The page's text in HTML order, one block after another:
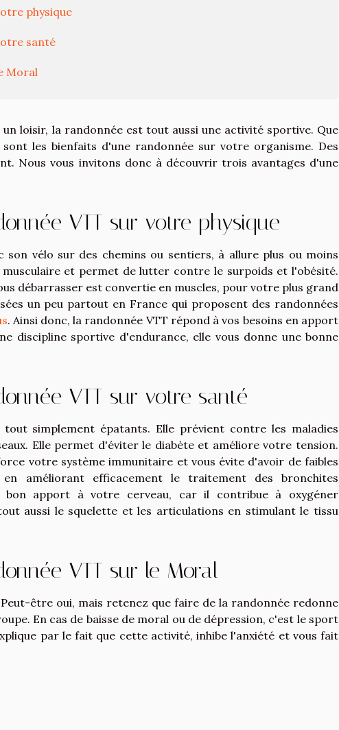
physique
santé
Moral
loisir, la randonnée est tout aussi une activité sportive. Que
les bienfaits d'une randonnée sur votre organisme. Des
Nous vous invitons donc à découvrir trois avantages d'une
VTT sur votre physique
vélo sur des chemins ou sentiers, à allure plus ou moins
et permet de lutter contre le surpoids et l'obésité.
débarrasser est convertie en muscles, pour votre plus grand
un peu partout en France qui proposent des randonnées
. Ainsi donc, la randonnée VTT répond à vos besoins en apport
discipline sportive d'endurance, elle vous donne une bonne
VTT sur votre santé
simplement épatants. Elle prévient contre les maladies
Elle permet d'éviter le diabète et améliore votre tension.
votre système immunitaire et vous évite d'avoir de faibles
améliorant efficacement le traitement des bronchites
bon apport à votre cerveau, car il contribue à oxygéner
aussi le squelette et les articulations en stimulant le tissu
VTT sur le Moral
être oui, mais retenez que faire de la randonnée redonne
En cas de baisse de moral ou de dépression, c'est le sport
par le fait que cette activité, inhibe l'anxiété et vous fait